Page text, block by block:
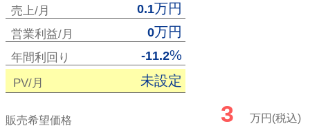
売上/月 0.1万円
営業利益/月 0万円
年間利回り -11.2%
PV/月 未設定
販売希望価格 3 万円(税込)